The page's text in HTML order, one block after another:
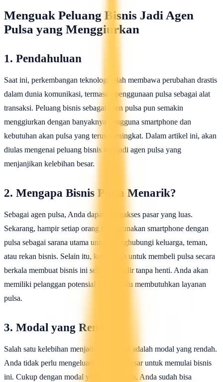
Menguak Peluang Bisnis Jadi Agen
Pulsa yang Menggiurkan
1. Pendahuluan
Saat ini, perkembangan teknologi telah membawa perubahan drastis
dalam dunia komunikasi, termasuk penggunaan pulsa sebagai alat
transaksi. Peluang bisnis sebagai agen pulsa pun semakin
menggiurkan dengan banyaknya pengguna smartphone dan
kebutuhan akan pulsa yang terus meningkat. Dalam artikel ini, akan
diulas mengenai peluang bisnis menjadi agen pulsa yang
menjanjikan kelebihan besar.
2. Mengapa Bisnis Pulsa Menarik?
Sebagai agen pulsa, Anda dapat mengakses pasar yang luas.
Sekarang, hampir setiap orang menggunakan smartphone dengan
pulsa sebagai sarana utama untuk menghubungi keluarga, teman,
atau rekan bisnis. Selain itu, kebutuhan untuk membeli pulsa secara
berkala membuat bisnis ini selalu bergulir tanpa henti. Anda akan
memiliki pelanggan potensial yang selalu membutuhkan layanan
pulsa.
3. Modal yang Rendah
Salah satu kelebihan menjadi agen pulsa adalah modal yang rendah.
Anda tidak perlu mengeluarkan modal besar untuk memulai bisnis
ini. Cukup dengan modal yang terjangkau, Anda sudah bisa